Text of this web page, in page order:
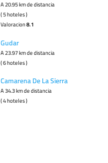
A 20.95 km de distancia
( 5 hoteles )
Valoracion8.1
Gudar
A 23.97 km de distancia
( 6 hoteles )
Camarena De La Sierra
A 34.3 km de distancia
( 4 hoteles )